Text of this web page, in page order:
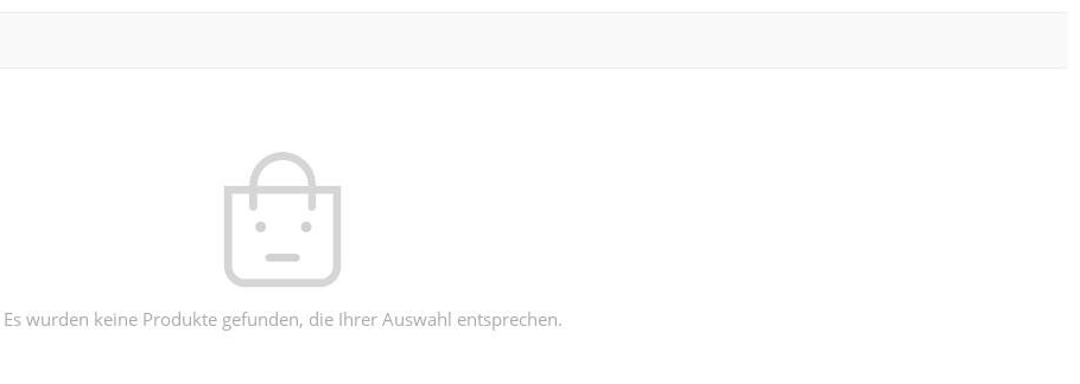
Es wurden keine Produkte gefunden, die Ihrer Auswahl entsprechen.